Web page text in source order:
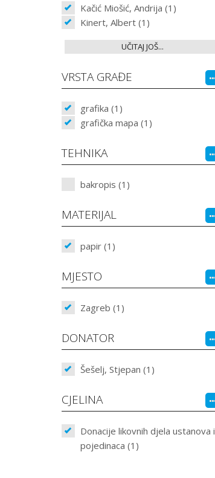
Kačić Miošić, Andrija (1)
Kinert, Albert (1)
UČITAJ JOŠ...
VRSTA GRAĐE
grafika (1)
grafička mapa (1)
TEHNIKA
bakropis (1)
MATERIJAL
papir (1)
MJESTO
Zagreb (1)
DONATOR
Šešelj, Stjepan (1)
CJELINA
Donacije likovnih djela ustanova i
pojedinaca (1)